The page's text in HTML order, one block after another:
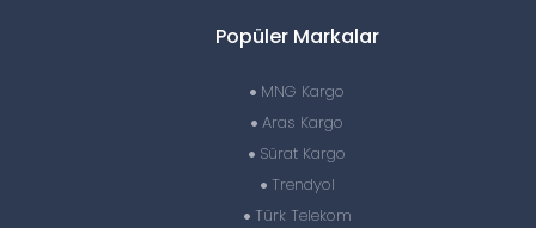
Popüler Markalar
MNG Kargo
Aras Kargo
Sürat Kargo
Trendyol
Türk Telekom